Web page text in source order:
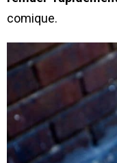
comique.